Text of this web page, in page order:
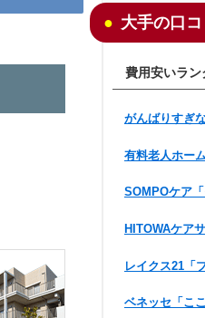
大手の口コ
費用安いラン
がんばりすぎ
有料老人ホー
SOMPOケア「
HITOWAケア
レイクス21「
ベネッセ「ここ